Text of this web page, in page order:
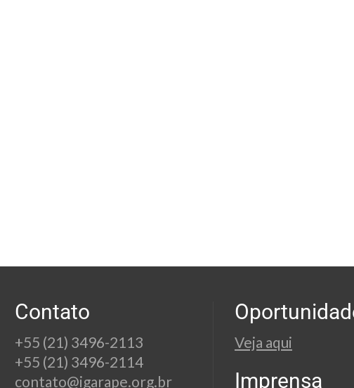
Contato
+55 (21) 3496-2113
+55 (21) 3496-2114
contato@igarape.org.br
Veja aqui
Imprensa